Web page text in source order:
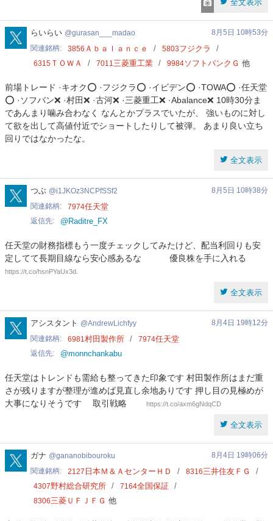
全文表示
gurasan___madao
らいらい gurasan___madao
8月5日 10時53分
関連銘柄
3856 Ａｂａｌａｎｃｅ 5803フジクラ
6315 ＴＯＷＡ 7011三菱重工業 9984ソフトバンクＧ 他
前場トレード ·キオク⭕ ·フジクラ⭕ ·イビデン⭕ ·TOWA⭕ ·任天堂
⭕ ·ソフバン❌ ·村田❌ ·古河❌ ·三菱重工❌ ·Abalance❌ 10時30分ま
であんまり噛み合わなく なんとかプラスでいたが、 強いものに対し
て欲を出して高値付近でショートしたりして被弾。 あまり良い立ち
回りではなかったな。
全文表示
i1JKOz3NCPfSSf2
つぶ i1JKOz3NCPfSSf2
8月5日 10時38分
関連銘柄
7974任天堂
返信先 @Raditre_FX
任天堂の財務指標もう一度チェックしてみたけど、配当利回りも安
定してて長期目線なら安心感あるな 優良株を手に入れる
https://t.co/hsnPYaUx3d.
全文表示
AndrewLichfyy
アシスタント AndrewLichfyy
8月4日 19時12分
関連銘柄
6981村田製作所 7974任天堂
返信先 @monnchankabu
任天堂はトレンドも需給も整ってきた印象です 村田製作所はまだ重
さが残りますが整理が進めば見直し余地ありです 押し目の見極めが
大事になりそうです 取引戦略
https://t.co/axm6gNdqCD
全文表示
gananobibouroku
ガナ gananobibouroku
8月4日 19時06分
関連銘柄
2127 日本Ｍ＆ＡセンターＨＤ 8316三井住友ＦＧ
4307野村総合研究所 7164全国保証
8306三菱ＵＦＪＦＧ 他